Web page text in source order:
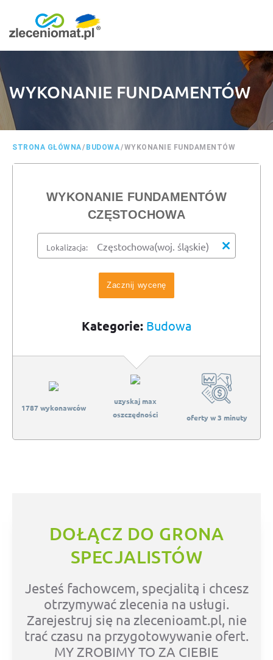
WYKONANIE FUNDAMENTÓW
STRONA GŁÓWNA/ BUDOWA/WYKONANIE FUNDAMENTÓW
WYKONANIE FUNDAMENTÓW
CZĘSTOCHOWA
Lokalizacja:
Zacznij wycenę
Kategorie: Budowa
1787 wykonawców
uzyskaj max
oszczędności
oferty w 3 minuty
DOŁĄCZ DO GRONA
SPECJALISTÓW
Jesteś fachowcem, specjalitą i chcesz
otrzymywać zlecenia na usługi.
Zarejestruj się na zlecenioamt.pl, nie
trać czasu na przygotowywanie ofert.
MY ZROBIMY TO ZA CIEBIE